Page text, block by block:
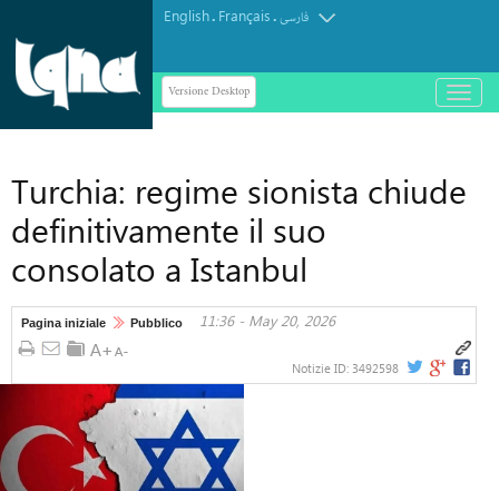
English. Français.فارسی
Versione Desktop
باز
و
منو
Turchia: regime sionista chiude
definitivamente il suo
consolato a Istanbul
Pagina iniziale Pubblico 11:36 - May 20, 2026
Notizie ID: 3492598